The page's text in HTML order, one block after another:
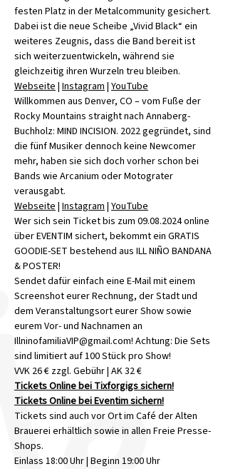
festen Platz in der Metalcommunity gesichert.
Dabei ist die neue Scheibe „Vivid Black“ ein
weiteres Zeugnis, dass die Band bereit ist
sich weiterzuentwickeln, während sie
gleichzeitig ihren Wurzeln treu bleiben.
Webseite | Instagram | YouTube
Willkommen aus Denver, CO – vom Fuße der
Rocky Mountains straight nach Annaberg-
Buchholz: MIND INCISION. 2022 gegründet, sind
die fünf Musiker dennoch keine Newcomer
mehr, haben sie sich doch vorher schon bei
Bands wie Arcanium oder Motograter
verausgabt.
Webseite | Instagram | YouTube
Wer sich sein Ticket bis zum 09.08.2024 online
über EVENTIM sichert, bekommt ein GRATIS
GOODIE-SET bestehend aus ILL NIÑO BANDANA
& POSTER!
Sendet dafür einfach eine E-Mail mit einem
Screenshot eurer Rechnung, der Stadt und
dem Veranstaltungsort eurer Show sowie
eurem Vor- und Nachnamen an
IllninofamiliaVIP@gmail.com! Achtung: Die Sets
sind limitiert auf 100 Stück pro Show!
VVK 26 € zzgl. Gebühr | AK 32 €
Tickets Online bei Tixforgigs sichern!
Tickets Online bei Eventim sichern!
Tickets sind auch vor Ort im Café der Alten
Brauerei erhältlich sowie in allen Freie Presse-
Shops.
Einlass 18:00 Uhr | Beginn 19:00 Uhr